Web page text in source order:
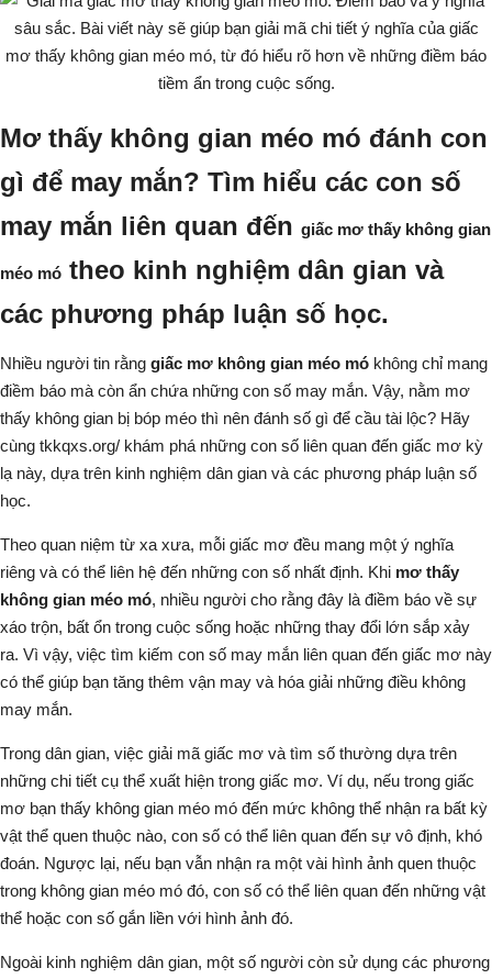
Mơ thấy không gian méo mó đánh con
gì để may mắn? Tìm hiểu các con số
may mắn liên quan đến giấc mơ thấy không gian
méo mó theo kinh nghiệm dân gian và
các phương pháp luận số học.
Nhiều người tin rằng giấc mơ không gian méo mó không chỉ mang
điềm báo mà còn ẩn chứa những con số may mắn. Vậy, nằm mơ
thấy không gian bị bóp méo thì nên đánh số gì để cầu tài lộc? Hãy
cùng tkkqxs.org/ khám phá những con số liên quan đến giấc mơ kỳ
lạ này, dựa trên kinh nghiệm dân gian và các phương pháp luận số
học.
Theo quan niệm từ xa xưa, mỗi giấc mơ đều mang một ý nghĩa
riêng và có thể liên hệ đến những con số nhất định. Khi mơ thấy
không gian méo mó, nhiều người cho rằng đây là điềm báo về sự
xáo trộn, bất ổn trong cuộc sống hoặc những thay đổi lớn sắp xảy
ra. Vì vậy, việc tìm kiếm con số may mắn liên quan đến giấc mơ này
có thể giúp bạn tăng thêm vận may và hóa giải những điều không
may mắn.
Trong dân gian, việc giải mã giấc mơ và tìm số thường dựa trên
những chi tiết cụ thể xuất hiện trong giấc mơ. Ví dụ, nếu trong giấc
mơ bạn thấy không gian méo mó đến mức không thể nhận ra bất kỳ
vật thể quen thuộc nào, con số có thể liên quan đến sự vô định, khó
đoán. Ngược lại, nếu bạn vẫn nhận ra một vài hình ảnh quen thuộc
trong không gian méo mó đó, con số có thể liên quan đến những vật
thể hoặc con số gắn liền với hình ảnh đó.
Ngoài kinh nghiệm dân gian, một số người còn sử dụng các phương